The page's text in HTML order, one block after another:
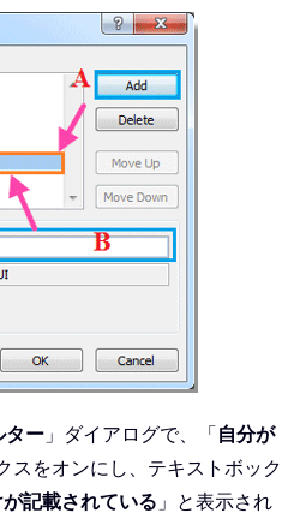
ター 」ダイアログで、「自分が
スをオンにし、テキストボック
記載されている 」と表示され